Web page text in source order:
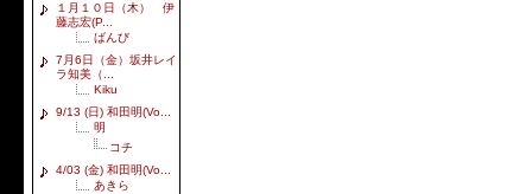
１月１０日（木） 伊
藤志宏(P...
ばんび
7月6日（金）坂井レイ
ラ知美（...
Kiku
9/13 (日) 和田明(Vo...
明
コチ
4/03 (金) 和田明(Vo...
あきら